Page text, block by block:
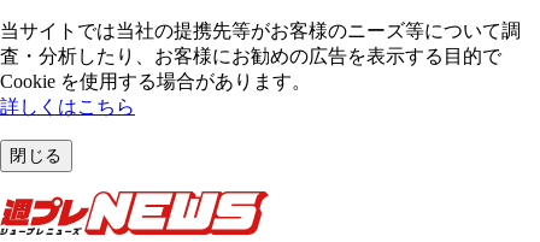
当サイトでは当社の提携先等がお客様のニーズ等について調
査・分析したり、お客様にお勧めの広告を表⽰する⽬的で
Cookie を使⽤する場合があります。
詳しくはこちら
閉じる